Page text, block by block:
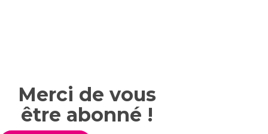
Merci de vous
être abonné !